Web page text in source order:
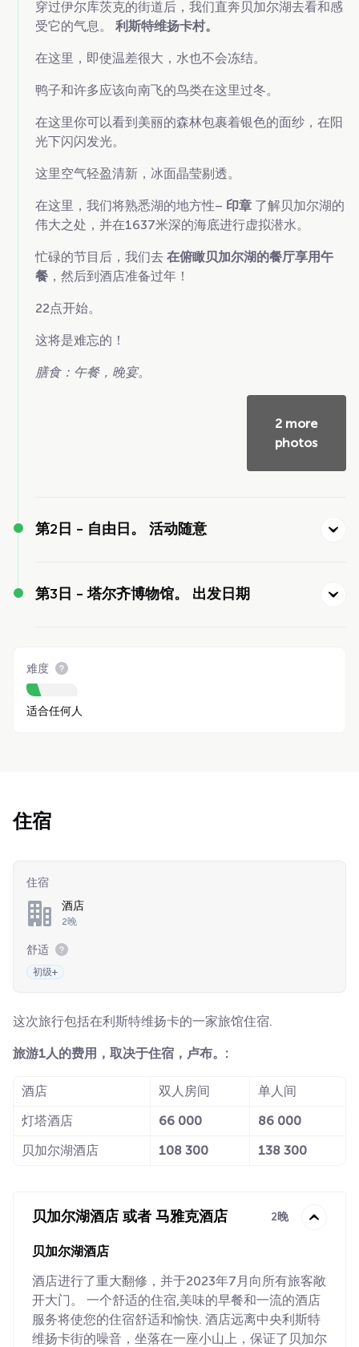
穿过伊尔库茨克的街道后，我们直奔贝加尔湖去看和感
受它的气息。 利斯特维扬卡村。
在这里，即使温差很大，水也不会冻结。
鸭子和许多应该向南飞的鸟类在这里过冬。
在这里你可以看到美丽的森林包裹着银色的面纱，在阳
光下闪闪发光。
这里空气轻盈清新，冰面晶莹剔透。
在这里，我们将熟悉湖的地方性– 印章 了解贝加尔湖的
伟大之处，并在1637米深的海底进行虚拟潜水。
忙碌的节目后，我们去 在俯瞰贝加尔湖的餐厅享用午
餐 ，然后到酒店准备过年！
22点开始。
这将是难忘的！
膳食：午餐，晚宴。
2 more
photos
第2日 - 自由日。 活动随意
第3日 -塔尔齐博物馆。 出发日期
难度
适合任何人
住宿
住宿
酒店
2晚
舒适
初级+
这次旅行包括在利斯特维扬卡的一家旅馆住宿.
旅游1人的费用，取决于住宿，卢布。:
酒店 双人房间
单人间
灯塔酒店
66 000
86 000
贝加尔湖酒店
108 300 138 300
贝加尔湖酒店 或者 马雅克酒店 2晚
贝加尔湖酒店
酒店进行了重大翻修，并于2023年7月向所有旅客敞
开大门。 一个舒适的住宿,美味的早餐和一流的酒店
服务将使您的住宿舒适和愉快. 酒店远离中央利斯特
维扬卡街的噪音，坐落在一座小山上，保证了贝加尔